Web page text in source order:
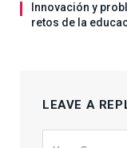
Innovación y
retos de la
LEAVE A